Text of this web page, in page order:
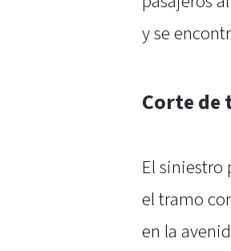
y se
Corte de
El siniestro
el tramo
en la